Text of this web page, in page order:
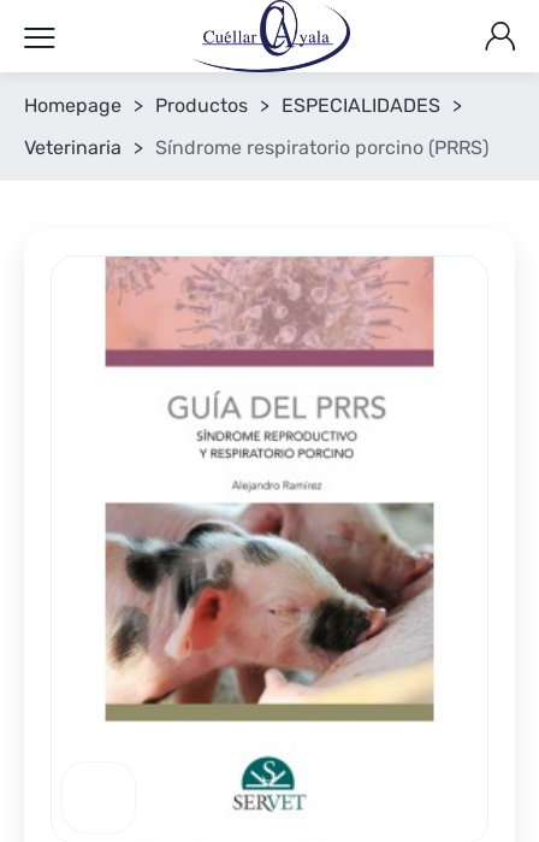
Homepage > Productos > ESPECIALIDADES >
Veterinaria
> Síndrome respiratorio porcino (PRRS)